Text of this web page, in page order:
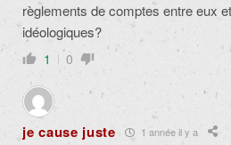
règlements de comptes entre eux
idéologiques?
1 0
je cause juste 1 année il y a